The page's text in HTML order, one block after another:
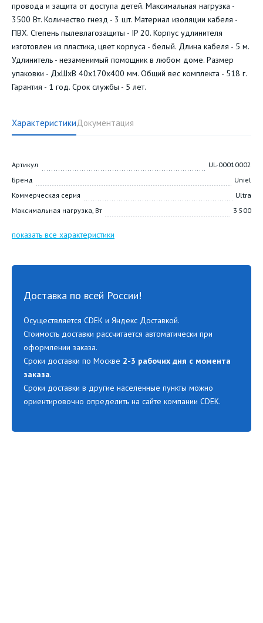
провода и защита от доступа детей. Максимальная нагрузка -
3500 Вт. Количество гнезд - 3 шт. Материал изоляции кабеля -
ПВХ. Степень пылевлагозащиты - IP 20. Корпус удлинителя
изготовлен из пластика, цвет корпуса - белый. Длина кабеля - 5 м.
Удлинитель - незаменимый помощник в любом доме. Размер
упаковки - ДхШхВ 40х170х400 мм. Общий вес комплекта - 518 г.
Гарантия - 1 год. Срок службы - 5 лет.
ХарактеристикиДокументация
Артикул
UL-00010002
Бренд
Uniel
Коммерческая серия
Ultra
Максимальная нагрузка, Вт
3 500
показать все характеристики
Доставка по всей России!
Осуществляется CDEK и Яндекс Доставкой.
Стоимость доставки рассчитается автоматически при
оформлении заказа.
Сроки доставки по Москве 2-3 рабочих дня с момента
заказа.
Сроки доставки в другие населенные пункты можно
ориентировочно определить на сайте компании CDEK.